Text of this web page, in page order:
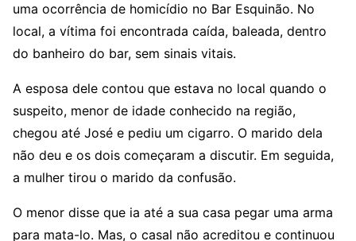
uma ocorrência de homicídio no Bar Esquinão. No
local, a vítima foi encontrada caída, baleada, dentro
do banheiro do bar, sem sinais vitais.
A esposa dele contou que estava no local quando o
suspeito, menor de idade conhecido na região,
chegou até José e pediu um cigarro. O marido dela
não deu e os dois começaram a discutir. Em seguida,
a mulher tirou o marido da confusão.
O menor disse que ia até a sua casa pegar uma arma
para mata-lo. Mas, o casal não acreditou e continuou